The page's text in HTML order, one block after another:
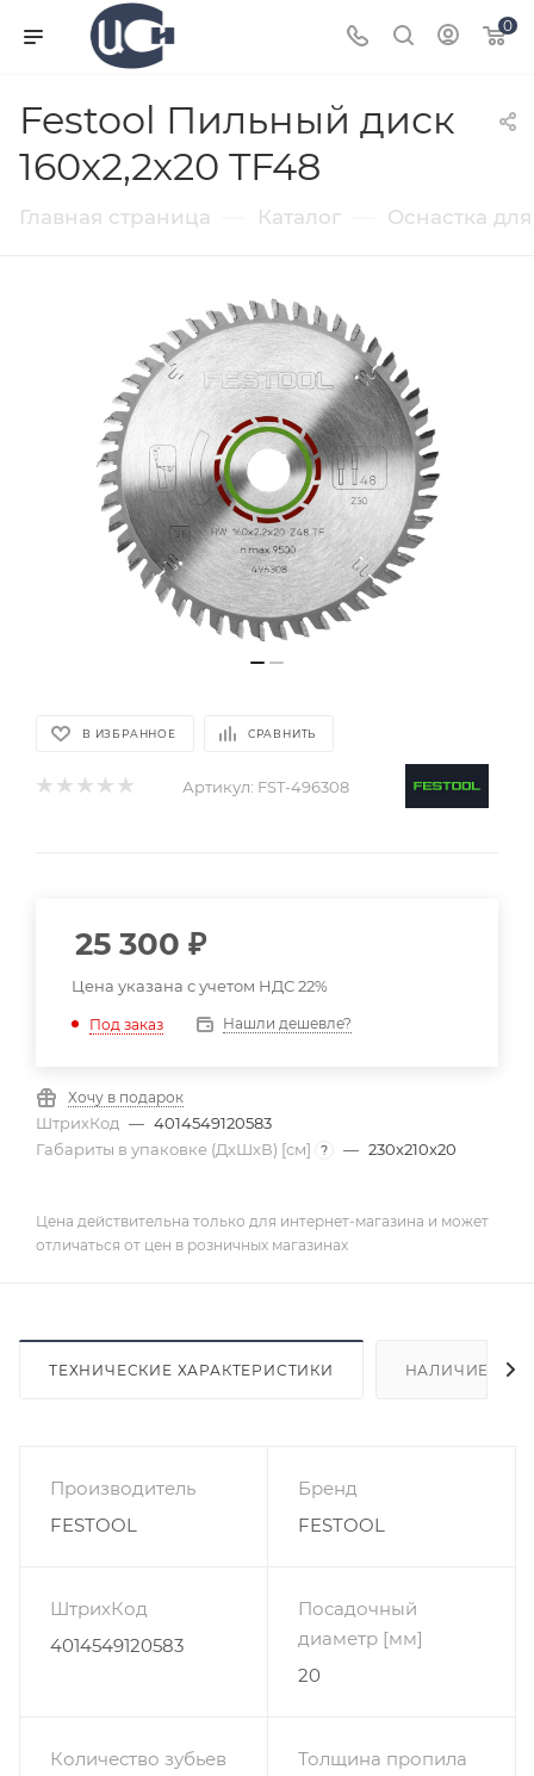
0
Festool Пильный диск
160x2,2x20 TF48
Главная страница Каталог Оснастка
В ИЗБРАННОЕ СРАВНИТЬ
Артикул: FST-496308
25 300 ₽
Цена указана с учетом НДС 22%
Под заказ Нашли дешевле?
Хочу в подарок
ШтрихКод — 4014549120583
Габариты в упаковке (ДхШхВ) [cм]
? — 230x210x20
Цена действительна только для интернет-магазина и может
отличаться от цен в розничных магазинах
ТЕХНИЧЕСКИЕ ХАРАКТЕРИСТИКИ НАЛИЧИЕ
Производитель
FESTOOL
Бренд
FESTOOL
ШтрихКод
4014549120583
Посадочный
диаметр [мм]
20
Количество зубьев
Толщина пропила